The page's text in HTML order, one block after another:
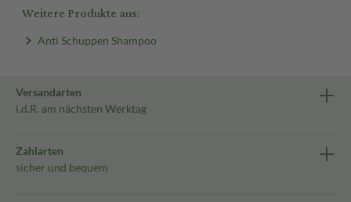
Weitere Produkte aus:
Anti Schuppen Shampoo
Versandarten
i.d.R. am nächsten Werktag
Zahlarten
sicher und bequem